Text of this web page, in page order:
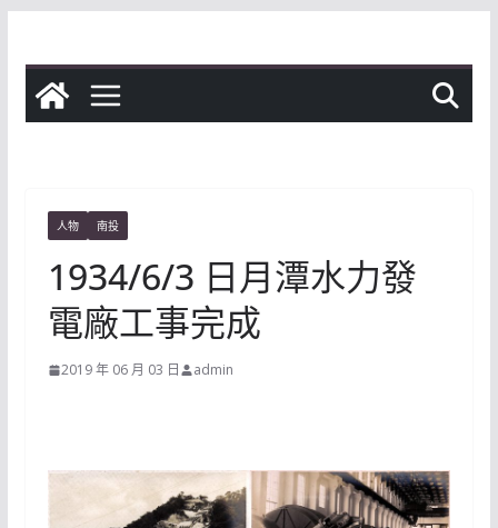
content
人物 南投
1934/6/3 日月潭水力發
電廠工事完成
2019 年 06 月 03 日 admin